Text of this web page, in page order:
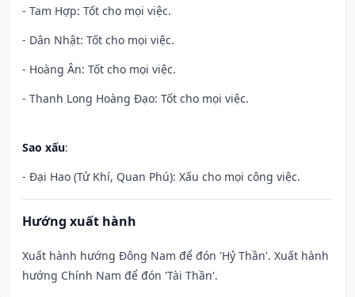
- Tam Hợp: Tốt cho mọi việc.
- Dân Nhật: Tốt cho mọi việc.
- Hoàng Ân: Tốt cho mọi việc.
- Thanh Long Hoàng Đạo: Tốt cho mọi việc.
Sao xấu:
- Đại Hao (Tử Khí, Quan Phú): Xấu cho mọi công việc.
Hướng xuất hành
Xuất hành hướng Đông Nam để đón 'Hỷ Thần'. Xuất hành
hướng Chính Nam để đón 'Tài Thần'.